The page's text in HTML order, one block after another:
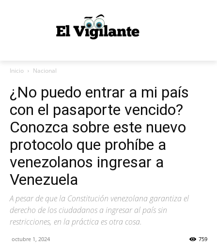
Inicio Nacional
¿No puedo entrar a mi país
con el pasaporte vencido?
Conozca sobre este nuevo
protocolo que prohíbe a
venezolanos ingresar a
Venezuela
A pesar de que la Constitución venezolana garantiza el
derecho de los ciudadanos a ingresar al país sin
restricciones, en la práctica es otra cosa.
octubre 1, 2024 759